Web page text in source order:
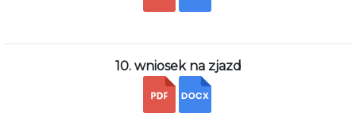
10. wniosek na zjazd